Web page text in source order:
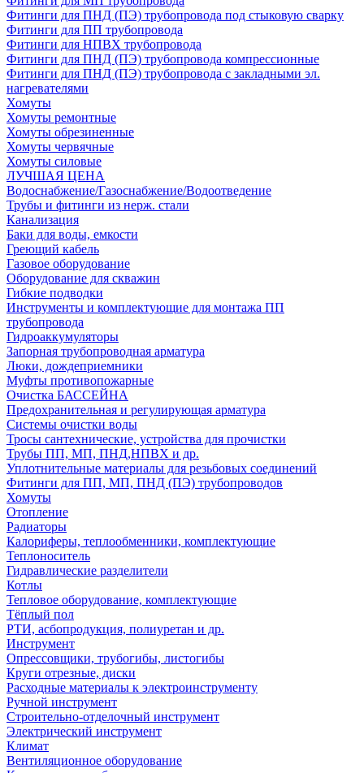
Фитинги для ПНД (ПЭ) трубопровода под стыковую сварку
Фитинги для ПП трубопровода
Фитинги для НПВХ трубопровода
Фитинги для ПНД (ПЭ) трубопровода компрессионные
Фитинги для ПНД (ПЭ) трубопровода с закладными эл.
нагревателями
Хомуты
Хомуты ремонтные
Хомуты обрезиненные
Хомуты червячные
Хомуты силовые
ЛУЧШАЯ ЦЕНА
Водоснабжение/Газоснабжение/Водоотведение
Трубы и фитинги из нерж. стали
Канализация
Баки для воды, емкости
Греющий кабель
Газовое оборудование
Оборудование для скважин
Гибкие подводки
Инструменты и комплектующие для монтажа ПП
трубопровода
Гидроаккумуляторы
Запорная трубопроводная арматура
Люки, дождеприемники
Муфты противопожарные
Очистка БАССЕЙНА
Предохранительная и регулирующая арматура
Системы очистки воды
Тросы сантехнические, устройства для прочистки
Трубы ПП, МП, ПНД,НПВХ и др.
Уплотнительные материалы для резьбовых соединений
Фитинги для ПП, МП, ПНД (ПЭ) трубопроводов
Хомуты
Отопление
Радиаторы
Калориферы, теплообменники, комплектующие
Теплоноситель
Гидравлические разделители
Котлы
Тепловое оборудование, комплектующие
Тёплый пол
РТИ, асбопродукция, полиуретан и др.
Инструмент
Опрессовщики, трубогибы, листогибы
Круги отрезные, диски
Расходные материалы к электроинструменту
Ручной инструмент
Строительно-отделочный инструмент
Электрический инструмент
Климат
Вентиляционное оборудование